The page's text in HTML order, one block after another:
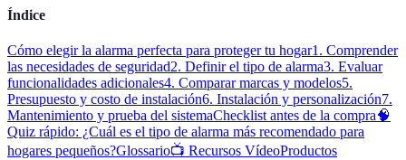
Índice
Cómo elegir la alarma perfecta para proteger tu hogar1. Comprender
las necesidades de seguridad2. Definir el tipo de alarma3. Evaluar
funcionalidades adicionales4. Comparar marcas y modelos5.
Presupuesto y costo de instalación6. Instalación y personalización7.
Mantenimiento y prueba del sistemaChecklist antes de la compra🧠
Quiz rápido: ¿Cuál es el tipo de alarma más recomendado para
hogares pequeños?Glossario📺 Recursos VídeoProductos